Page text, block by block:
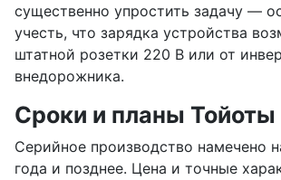
существенно упростить задачу —
учесть, что зарядка устройства
штатной розетки 220 В или от
внедорожника.
Сроки и планы Тойоты
Серийное производство намечено
года и позднее. Цена и точные